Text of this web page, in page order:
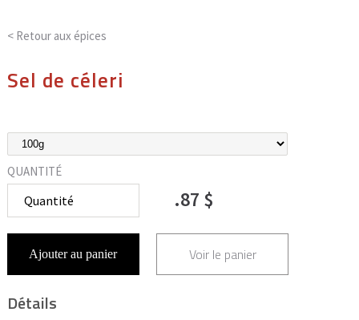
< Retour aux épices
Sel de céleri
QUANTITÉ
.87 $
Ajouter au panier Voir le panier
Détails